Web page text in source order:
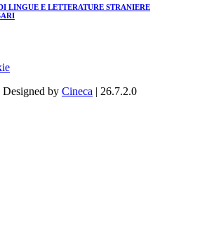
LINGUE E LETTERATURE STRANIERE
Designed by Cineca | 26.7.2.0